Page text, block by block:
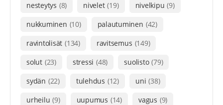
nesteytys (8) nivelet (19) nivelkipu (9)
nukkuminen (10) palautuminen (42)
ravintolisät (134) ravitsemus (149)
solut (23) stressi (48) suolisto (79)
sydän (22) tulehdus (12) uni (38)
urheilu (9) uupumus (14) vagus (9)